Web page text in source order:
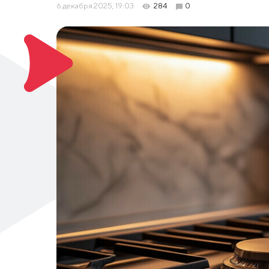
6 декабря 2025, 19:03 284 0